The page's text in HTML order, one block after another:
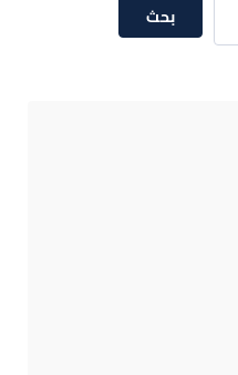
بحث